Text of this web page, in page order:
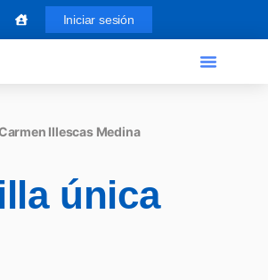
Iniciar sesión
Illescas Medina
única